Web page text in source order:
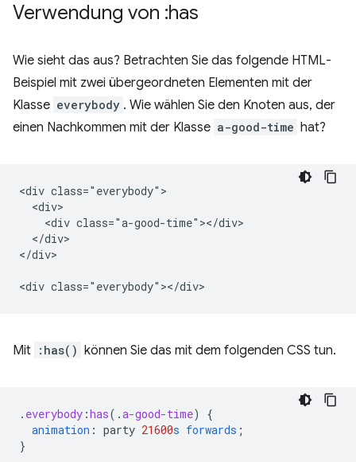
Verwendung von :has
Wie sieht das aus? Betrachten Sie das folgende HTML-
Beispiel mit zwei übergeordneten Elementen mit der
Klasse everybody . Wie wählen Sie den Knoten aus, der
einen Nachkommen mit der Klasse a-good-time hat?
<div class="everybody">
  <div>
    <div class="a-good-time"></div>
  </div>
</div>
Mit :has() können Sie das mit dem folgenden CSS tun.
. everybody :has( .a-good-time)
{
animation : party 21600s forwards ;
}